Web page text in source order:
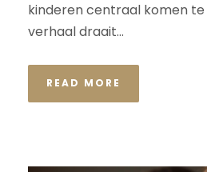
kinderen centraal komen te
verhaal draait...
READ MORE